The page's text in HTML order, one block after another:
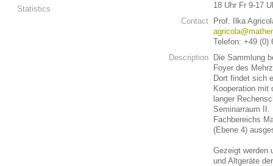
Statistics
18 Uhr Fr 9-17
Contact
Prof. Ilka
Telefon: +49 (0)
Description
Die Sammlung
Foyer des
Dort findet sich
Kooperation mit
langer
Seminarraum II.
Fachbereichs
(Ebene 4)
Gezeigt werden
und Altgeräte